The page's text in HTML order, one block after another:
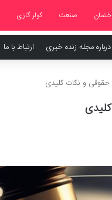
صنعت کولر گازی
درباره مجله زنده خبری ارتباط با ما
حقوقی و نکات کلیدی